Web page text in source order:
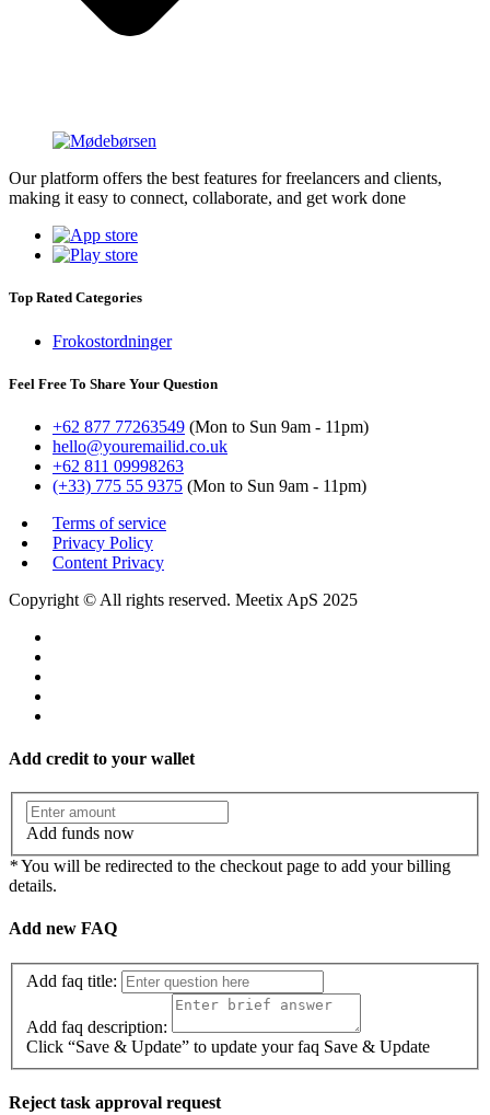
Our platform offers the best features for freelancers and clients,
making it easy to connect, collaborate, and get work done
Top Rated Categories
Frokostordninger
Feel Free To Share Your Question
+62 877 77263549 (Mon to Sun 9am - 11pm)
hello@youremailid.co.uk
+62 811 09998263
(+33) 775 55 9375 (Mon to Sun 9am - 11pm)
Terms of service
Privacy Policy
Content Privacy
Copyright © All rights reserved. Meetix ApS 2025
Add credit to your wallet
Add funds now
*You will be redirected to the checkout page to add your billing
details.
Add new FAQ
Add faq title:
Add faq description:
Click “Save & Update” to update your faq Save & Update
Reject task approval request